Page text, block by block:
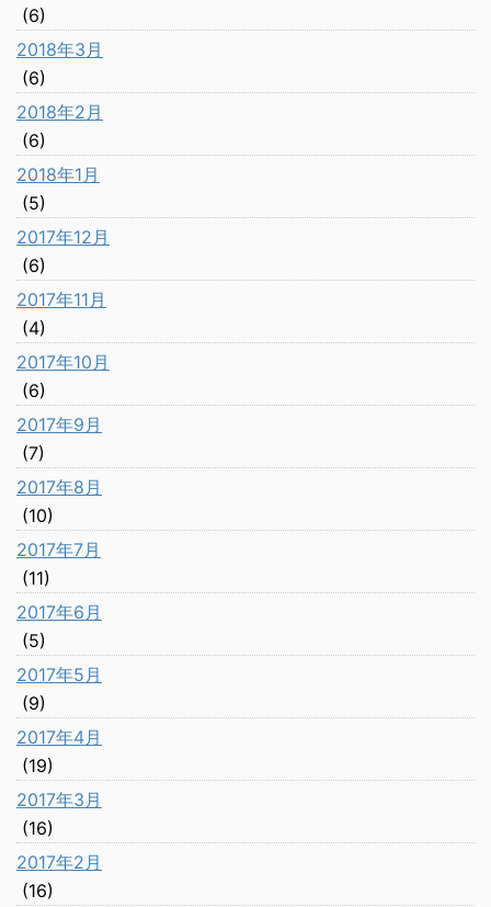
(6)
2018年3月
(6)
2018年2月
(6)
2018年1月
(5)
2017年12月
(6)
2017年11月
(4)
2017年10月
(6)
2017年9月
(7)
2017年8月
(10)
2017年7月
(11)
2017年6月
(5)
2017年5月
(9)
2017年4月
(19)
2017年3月
(16)
2017年2月
(16)